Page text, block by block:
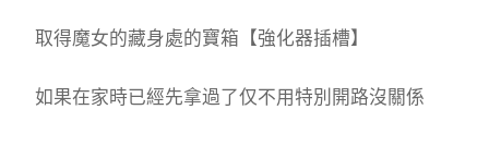
取得魔女的藏身處的寶箱【強化器插槽】
如果在家時已經先拿過了仅不用特別開路沒關係